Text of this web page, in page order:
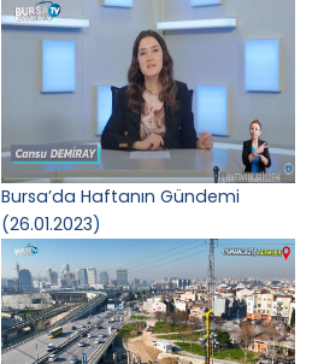
Bursa’da Haftanın Gündemi
(26.01.2023)